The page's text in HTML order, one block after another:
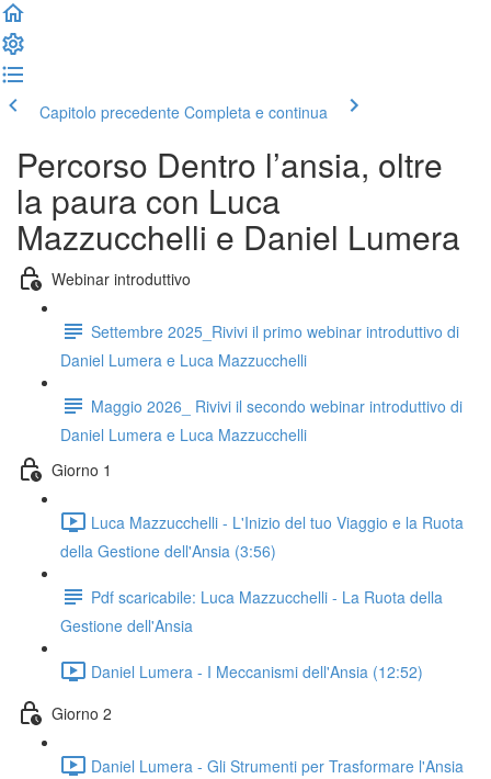
Capitolo precedente Completa e continua
Percorso Dentro l’ansia, oltre
la paura con Luca
Mazzucchelli e Daniel Lumera
Webinar introduttivo
Settembre 2025_Rivivi il primo webinar introduttivo di
Daniel Lumera e Luca Mazzucchelli
Maggio 2026_ Rivivi il secondo webinar introduttivo di
Daniel Lumera e Luca Mazzucchelli
Giorno 1
Luca Mazzucchelli - L'Inizio del tuo Viaggio e la Ruota
della Gestione dell'Ansia (3:56)
Pdf scaricabile: Luca Mazzucchelli - La Ruota della
Gestione dell'Ansia
Daniel Lumera - I Meccanismi dell'Ansia (12:52)
Giorno 2
Daniel Lumera - Gli Strumenti per Trasformare l'Ansia